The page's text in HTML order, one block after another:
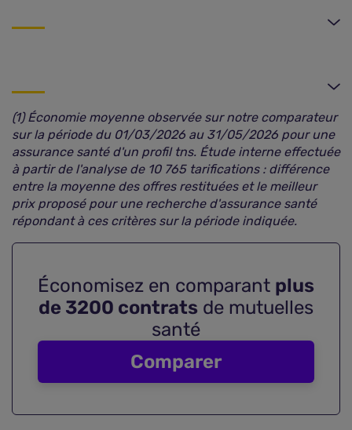
(1) Économie moyenne observée sur notre comparateur
sur la période du 01/03/2026 au 31/05/2026 pour une
assurance santé d'un profil tns. Étude interne effectuée
à partir de l'analyse de 10 765 tarifications : différence
entre la moyenne des offres restituées et le meilleur
prix proposé pour une recherche d'assurance santé
répondant à ces critères sur la période indiquée.
Économisez en comparant plus
de 3200 contrats de mutuelles
santé
Comparer